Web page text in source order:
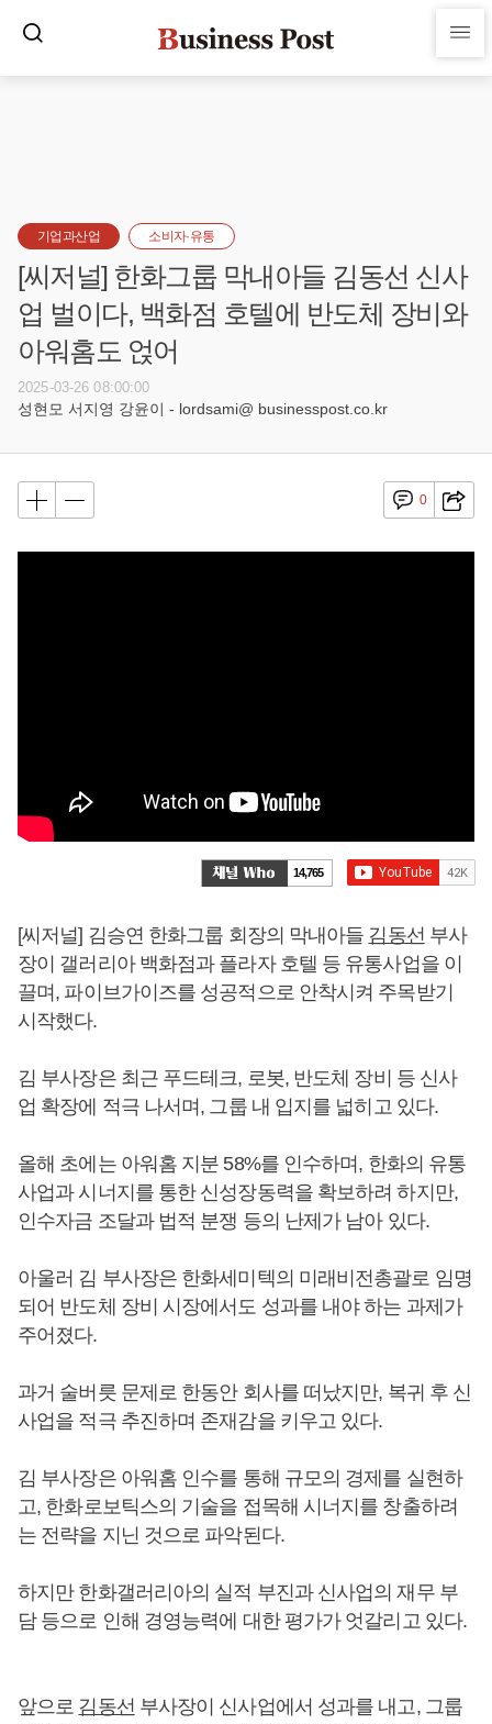
기업과산업 소비자·유통
[씨저널] 한화그룹 막내아들 김동선 신사
업 벌이다, 백화점 호텔에 반도체 장비와
아워홈도 얹어
2025-03-26 08:00:00
성현모 서지영 강윤이 - lordsami@ businesspost.co.kr
0
14,765
[씨저널] 김승연 한화그룹 회장의 막내아들 김동선 부사
장이 갤러리아 백화점과 플라자 호텔 등 유통사업을 이
끌며, 파이브가이즈를 성공적으로 안착시켜 주목받기
시작했다.
김 부사장은 최근 푸드테크, 로봇, 반도체 장비 등 신사
업 확장에 적극 나서며, 그룹 내 입지를 넓히고 있다.
올해 초에는 아워홈 지분 58%를 인수하며, 한화의 유통
사업과 시너지를 통한 신성장동력을 확보하려 하지만,
인수자금 조달과 법적 분쟁 등의 난제가 남아 있다.
아울러 김 부사장은 한화세미텍의 미래비전총괄로 임명
되어 반도체 장비 시장에서도 성과를 내야 하는 과제가
주어졌다.
과거 술버릇 문제로 한동안 회사를 떠났지만, 복귀 후 신
사업을 적극 추진하며 존재감을 키우고 있다.
김 부사장은 아워홈 인수를 통해 규모의 경제를 실현하
고, 한화로보틱스의 기술을 접목해 시너지를 창출하려
는 전략을 지닌 것으로 파악된다.
하지만 한화갤러리아의 실적 부진과 신사업의 재무 부
담 등으로 인해 경영능력에 대한 평가가 엇갈리고 있다.
앞으로 김동선 부사장이 신사업에서 성과를 내고, 그룹